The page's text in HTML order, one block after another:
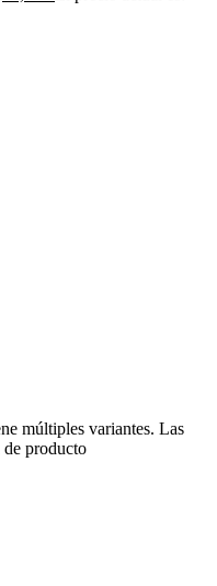
múltiples variantes. Las
de producto